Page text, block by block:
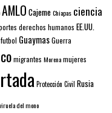
AMLO CajemeChiapas ciencia
derechos humanos EE.UU.
futbol GuaymasGuerra
migrantes Morenamujeres
Protección Civil Rusia
del mono